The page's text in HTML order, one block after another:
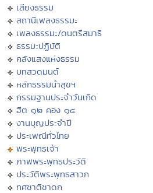
เสียงธรรม
สถานีเพลงธรรมะ
เพลงธรรมะ/ดนตรีสมาธิ
ธรรมะปฏิบัติ
คลังแสงแห่งธรรม
บทสวดมนต์
หลักธรรมนำสุขฯ
กรรมฐานประจำวันเกิด
ฮีต ๑๒ คอง ๑๔
งานบุญประจำปี
ประเพณีทั่วไทย
พระพุทธเจ้า
ภาพพระพุทธประวัติ
ประวัติพระพุทธสาวก
ทศชาติชาดก